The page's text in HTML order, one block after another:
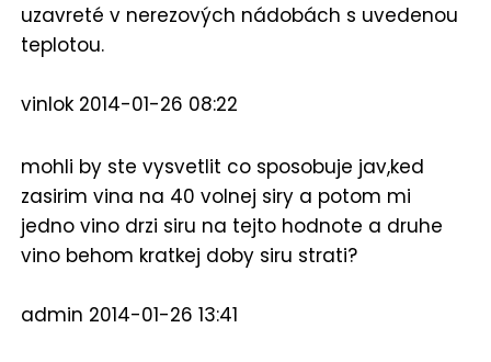
uzavreté v nerezových nádobách s uvedenou
teplotou.
vinlok 2014-01-26 08:22
mohli by ste vysvetlit co sposobuje jav,ked
zasirim vina na 40 volnej siry a potom mi
jedno vino drzi siru na tejto hodnote a druhe
vino behom kratkej doby siru strati?
admin 2014-01-26 13:41